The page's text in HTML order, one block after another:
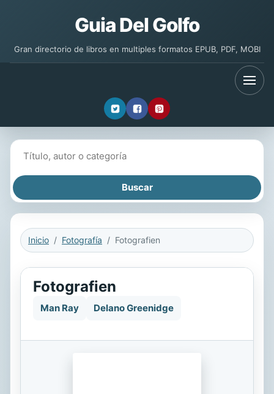
Guia Del Golfo
Gran directorio de libros en multiples formatos EPUB, PDF, MOBI
Inicio Fotografía Fotografien
Fotografien
Man Ray Delano Greenidge